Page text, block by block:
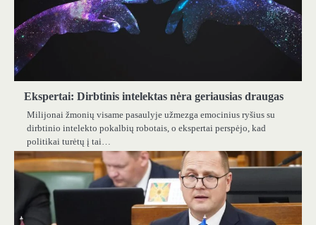
Ekspertai: Dirbtinis intelektas nėra geriausias draugas
Milijonai žmonių visame pasaulyje užmezga emocinius ryšius su
dirbtinio intelekto pokalbių robotais, o ekspertai perspėjo, kad
politikai turėtų į tai…